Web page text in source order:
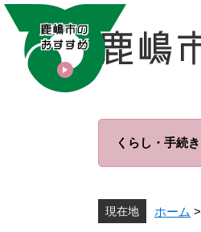
ペ
メ
くらし・ 手続き
現在地 ホーム >